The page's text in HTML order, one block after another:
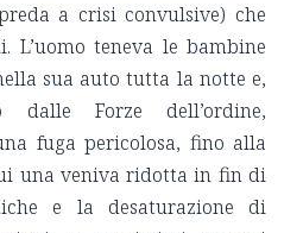
a crisi convulsive) che
L’uomo teneva le bambine
sua auto tutta la notte e,
Forze dell’ordine,
fuga pericolosa, fino alla
una veniva ridotta in fin di
e la desaturazione di